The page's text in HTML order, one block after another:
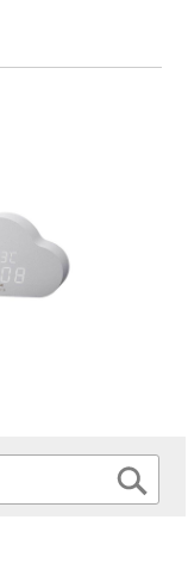
ます。